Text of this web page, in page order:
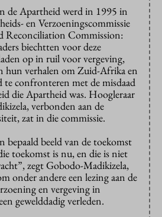
de Apartheid werd in 1995 in
en Verzoeningscommissie
Reconciliation Commission:
biechtten voor deze
op in ruil voor vergeving,
hun verhalen om Zuid-Afrika en
te confronteren met de misdaad
die Apartheid was. Hoogleraar
verbonden aan de
zat in die commissie.
bepaald beeld van de toekomst
toekomst is nu, en die is niet
zegt Gobodo-Madikizela,
onder andere een lezing aan de
en vergeving in
gewelddadig verleden.